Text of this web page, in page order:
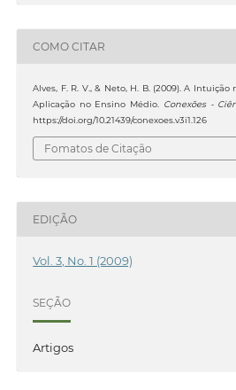
COMO CITAR
Alves, F. R. V., & Neto, H. B. (2009). A
Aplicação no Ensino Médio.
Conexões -
https://doi.org/10.21439/conexoes.v3i1.126
Fomatos de Citação
EDIÇÃO
Vol. 3, No. 1 (2009)
SEÇÃO
Artigos